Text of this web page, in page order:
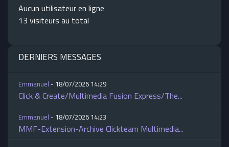
Aucun utilisateur en ligne
13 visiteurs au total
DERNIERS MESSAGES
Emmanuel- 18/07/2026 14:29
Click & Create/Multimedia Fusion Express/The...
Emmanuel- 18/07/2026 14:23
MMF-Extension-Archive Clickteam Multimedia...